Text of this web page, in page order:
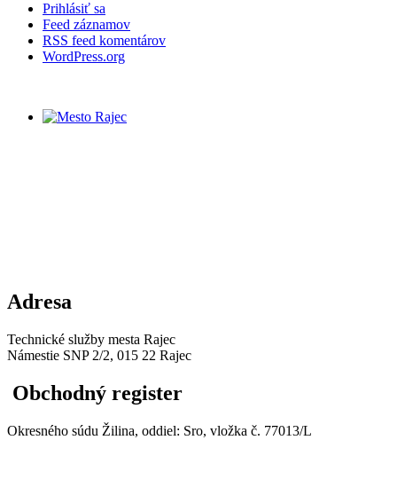
Prihlásiť sa
Feed záznamov
RSS feed komentárov
WordPress.org
Adresa
Technické služby mesta Rajec
Námestie SNP 2/2, 015 22 Rajec
Obchodný register
Okresného súdu Žilina, oddiel: Sro, vložka č. 77013/L